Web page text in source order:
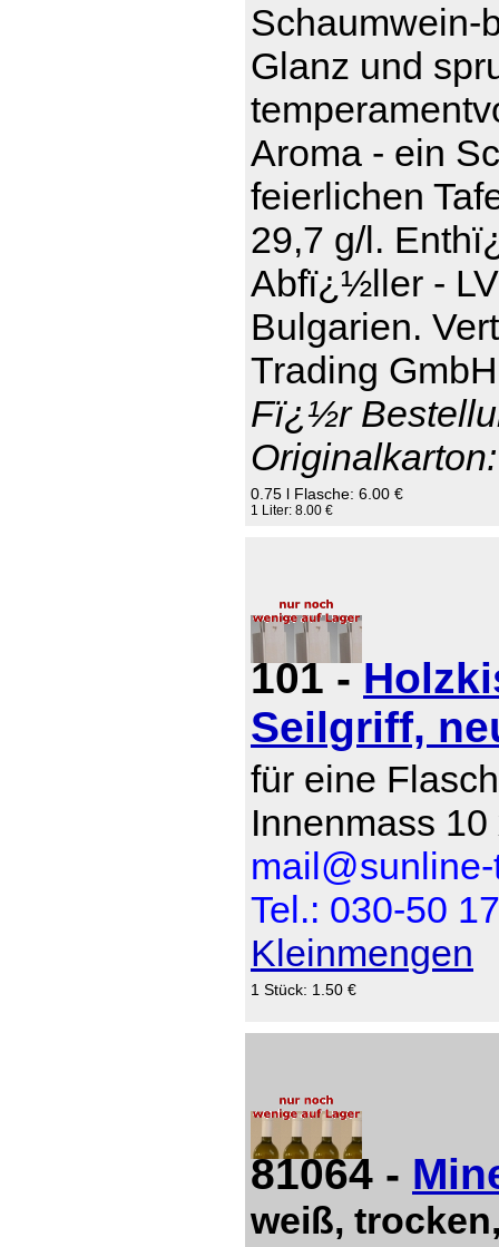
Schaumwein-
Glanz und
Aroma - ein
feierlichen
29,7 g/l.
Abfï¿½ller -
Bulgarien.
Trading
Fï¿½r
Originalkarton:
0.75 l Flasche: 6.00 €
1 Liter: 8.00 €
101 -
Seilgriff,
für eine
Innenmass
Tel.: 030-50
Kleinmengen
1 Stück: 1.50 €
81064 -
weiß,